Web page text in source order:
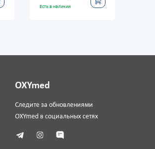
Есть в наличии Есть в наличии
OXYmed
Следите за обновлениями
OXYmed в социальных сетях